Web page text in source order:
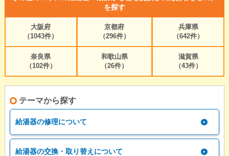
を探す
大阪府
（1043件）
京都府
（296件）
兵庫県
（642件）
奈良県
（102件）
和歌山県
（26件）
滋賀県
（43件）
テーマから探す
給湯器の修理について
給湯器の交換・取り替えについて